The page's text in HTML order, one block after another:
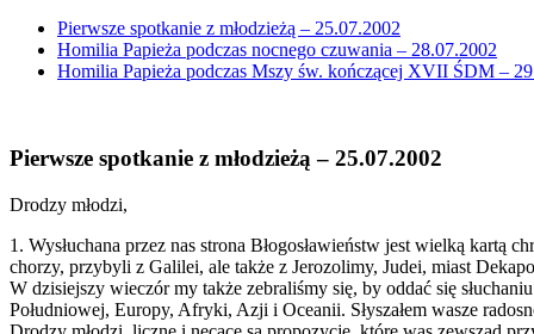
Pierwsze spotkanie z młodzieżą – 25.07.2002
Homilia Papieża podczas nocnego czuwania – 28.07.2002
Homilia Papieża podczas Mszy św. kończącej XVII ŚDM –
Pierwsze spotkanie z młodzieżą – 25.07.2002
Drodzy młodzi,
1. Wysłuchana przez nas strona Błogosławieństw jest wielką kartą
chorzy, przybyli z Galilei, ale także z Jerozolimy, Judei, miast
W dzisiejszy wieczór my także zebraliśmy się, by oddać się
Południowej, Europy, Afryki, Azji i Oceanii. Słyszałem wasze